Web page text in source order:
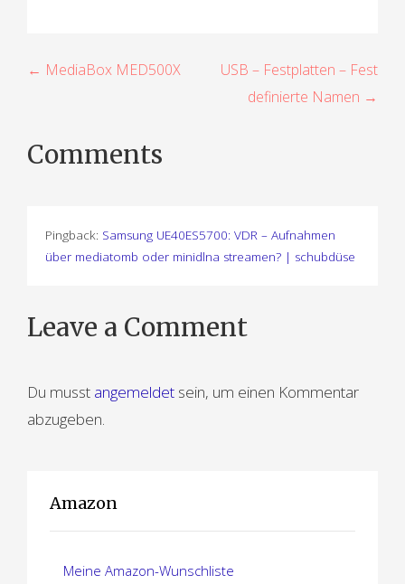
B
i
t
s
n
a
v
← MediaBox MED500X
USB – Festplatten – Fest
definierte Namen →
Comments
Pingback: Samsung UE40ES5700: VDR – Aufnahmen
über mediatomb oder minidlna streamen? | schubdüse
Leave a Comment
Du musst angemeldet sein, um einen Kommentar
abzugeben.
Amazon
Meine Amazon-Wunschliste